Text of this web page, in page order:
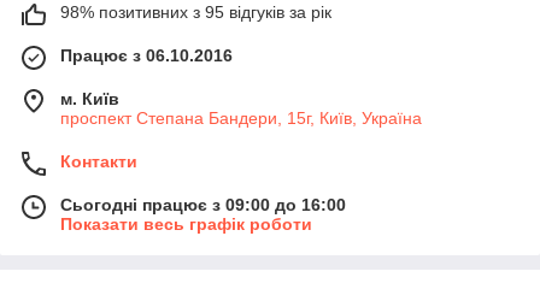
98% позитивних з 95 відгуків за рік
Працює з 06.10.2016
м. Київ
проспект Степана Бандери, 15г, Київ, Україна
Контакти
Сьогодні працює з 09:00 до 16:00
Показати весь графік роботи